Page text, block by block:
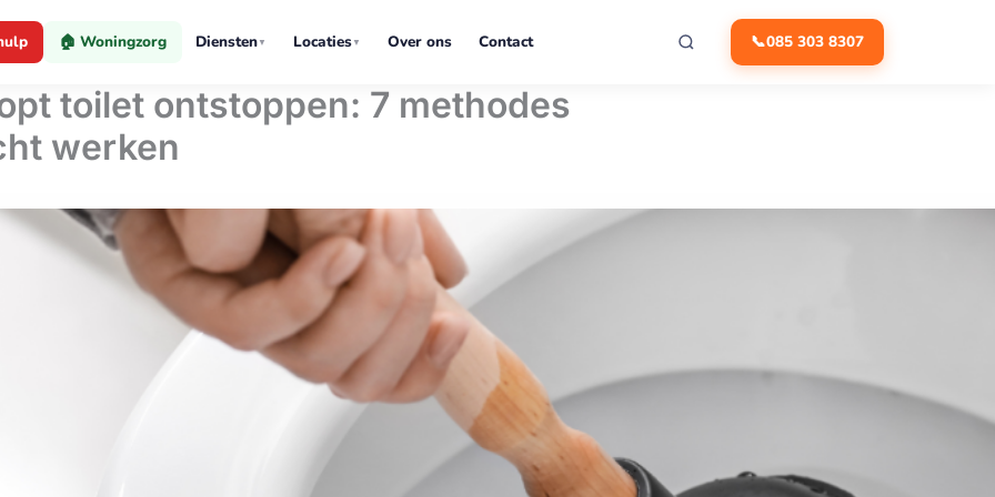
🏠 Woningzorg Diensten▼ Locaties▼ Over ons Contact 📞085 303 8307
toilet ontstoppen: 7 methodes
werken